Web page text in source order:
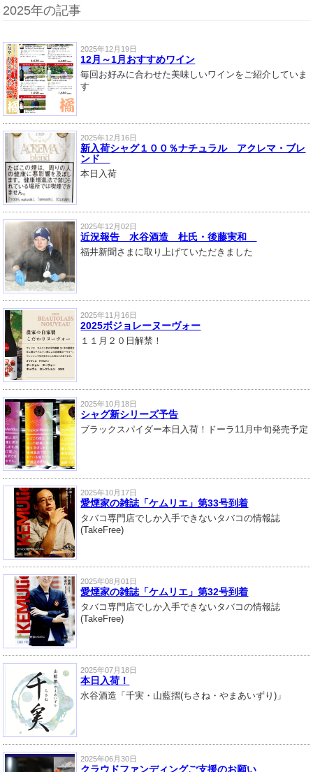
2025年の記事
2025年12月19日
12月～1月おすすめワイン
毎回お好みに合わせた美味しいワインをご紹介していま
す
2025年12月16日
新入荷シャグ１００％ナチュラル アクレマ・ブレ
ンド
本日入荷
2025年12月02日
近況報告 水谷酒造 杜氏・後藤実和
福井新聞さまに取り上げていただきました
2025年11月16日
2025ボジョレーヌーヴォー
１１月２０日解禁！
2025年10月18日
シャグ新シリーズ予告
ブラックスパイダー本日入荷！ドーラ11月中旬発売予定
2025年10月17日
愛煙家の雑誌「ケムリエ」第33号到着
タバコ専門店でしか入手できないタバコの情報誌
(TakeFree)
2025年08月01日
愛煙家の雑誌「ケムリエ」第32号到着
タバコ専門店でしか入手できないタバコの情報誌
(TakeFree)
2025年07月18日
本日入荷！
水谷酒造「千実・山藍摺(ちさね・やまあいずり)」
2025年06月30日
クラウドファンディングご支援のお願い